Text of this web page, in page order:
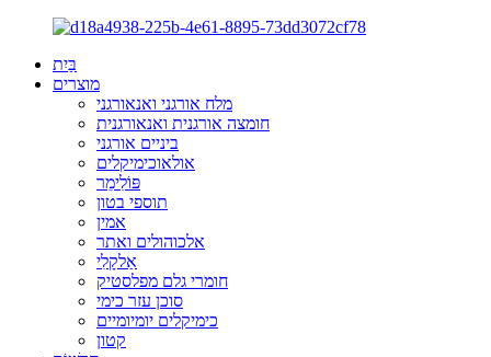
בַּיִת
מוצרים
מלח אורגני ואנאורגני
חומצה אורגנית ואנאורגנית
ביניים אורגני
אולאוכימיקלים
פּוֹלִימֵר
תוספי בטון
אמין
אלכוהולים ואתר
אַלקָלִי
חומרי גלם מפלסטיק
סוכן עזר כימי
כימיקלים יומיומיים
קטון